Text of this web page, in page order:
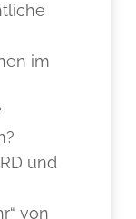
im
und
von